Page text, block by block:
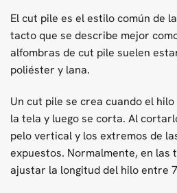
El cut pile es el estilo común de
tacto que se describe mejor
alfombras de cut pile suelen
poliéster y lana.
Un cut pile se crea cuando el
la tela y luego se corta. Al
pelo vertical y los extremos de
expuestos. Normalmente, en las
ajustar la longitud del hilo entre